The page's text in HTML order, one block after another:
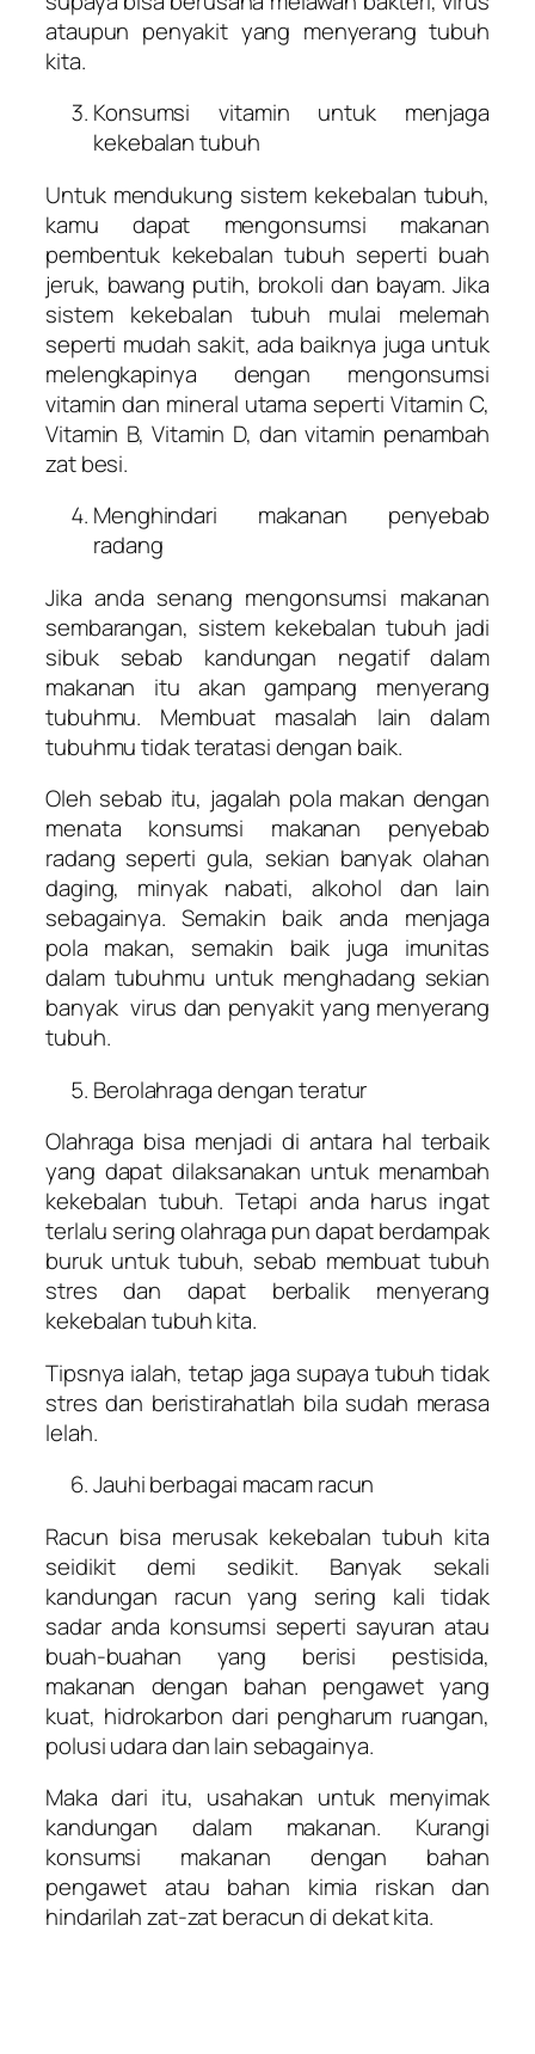
ataupun penyakit yang menyerang tubuh
kita.
Konsumsi vitamin untuk menjaga
kekebalan tubuh
Untuk mendukung sistem kekebalan tubuh,
kamu dapat mengonsumsi makanan
pembentuk kekebalan tubuh seperti buah
jeruk, bawang putih, brokoli dan bayam. Jika
sistem kekebalan tubuh mulai melemah
seperti mudah sakit, ada baiknya juga untuk
melengkapinya dengan mengonsumsi
vitamin dan mineral utama seperti Vitamin C,
Vitamin B, Vitamin D, dan vitamin penambah
zat besi.
Menghindari makanan penyebab
radang
Jika anda senang mengonsumsi makanan
sembarangan, sistem kekebalan tubuh jadi
sibuk sebab kandungan negatif dalam
makanan itu akan gampang menyerang
tubuhmu. Membuat masalah lain dalam
tubuhmu tidak teratasi dengan baik.
Oleh sebab itu, jagalah pola makan dengan
menata konsumsi makanan penyebab
radang seperti gula, sekian banyak olahan
daging, minyak nabati, alkohol dan lain
sebagainya. Semakin baik anda menjaga
pola makan, semakin baik juga imunitas
dalam tubuhmu untuk menghadang sekian
banyak virus dan penyakit yang menyerang
tubuh.
Berolahraga dengan teratur
Olahraga bisa menjadi di antara hal terbaik
yang dapat dilaksanakan untuk menambah
kekebalan tubuh. Tetapi anda harus ingat
terlalu sering olahraga pun dapat berdampak
buruk untuk tubuh, sebab membuat tubuh
stres dan dapat berbalik menyerang
kekebalan tubuh kita.
Tipsnya ialah, tetap jaga supaya tubuh tidak
stres dan beristirahatlah bila sudah merasa
lelah.
Jauhi berbagai macam racun
Racun bisa merusak kekebalan tubuh kita
seidikit demi sedikit. Banyak sekali
kandungan racun yang sering kali tidak
sadar anda konsumsi seperti sayuran atau
buah-buahan yang berisi pestisida,
makanan dengan bahan pengawet yang
kuat, hidrokarbon dari pengharum ruangan,
polusi udara dan lain sebagainya.
Maka dari itu, usahakan untuk menyimak
kandungan dalam makanan. Kurangi
konsumsi makanan dengan bahan
pengawet atau bahan kimia riskan dan
hindarilah zat-zat beracun di dekat kita.